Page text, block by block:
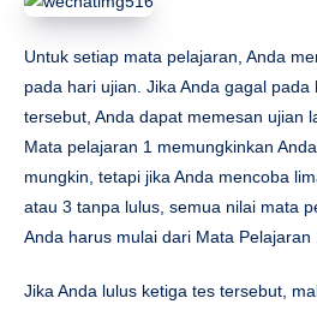
Untuk setiap mata pelajaran, Anda
pada hari ujian. Jika Anda gagal pada
tersebut, Anda dapat memesan ujian
Mata pelajaran 1 memungkinkan
mungkin, tetapi jika Anda mencoba
atau 3 tanpa lulus, semua nilai mata
Anda harus mulai dari Mata Pelajaran
Jika Anda lulus ketiga tes tersebut,